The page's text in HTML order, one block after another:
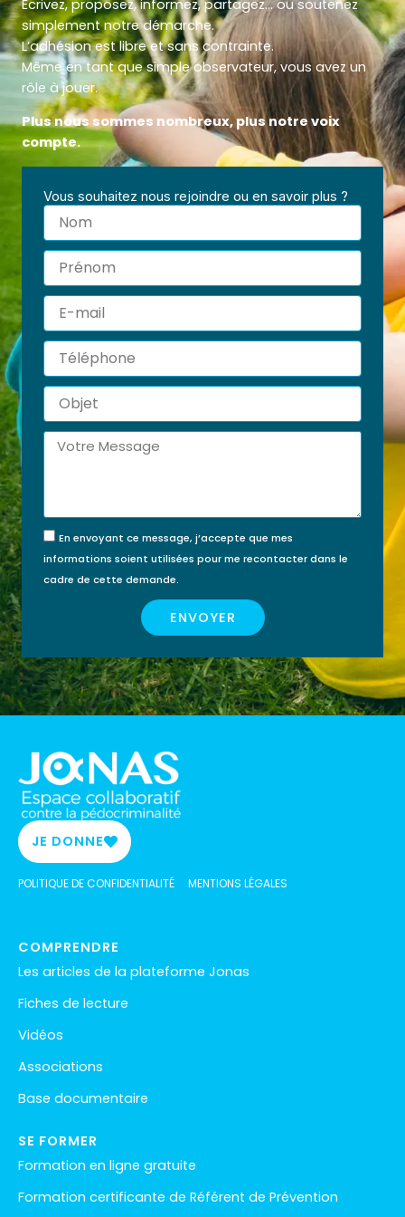
Écrivez, proposez, informez, partagez… ou soutenez
simplement notre démarche.
L’adhésion est libre et sans contrainte.
Même en tant que simple observateur, vous avez un
rôle à jouer.
Plus nous sommes nombreux, plus notre voix
compte.
Vous souhaitez nous rejoindre ou en savoir plus ?
Nom
Prénom
E-
mail
Téléphone
Objet
Message
En envoyant ce message, j’accepte que mes
informations soient utilisées pour me recontacter dans le
cadre de cette demande.
ENVOYER
JE DONNE
POLITIQUE DE CONFIDENTIALITÉ MENTIONS LÉGALES
COMPRENDRE
Les articles de la plateforme Jonas
Fiches de lecture
Vidéos
Associations
Base documentaire
SE FORMER
Formation en ligne gratuite
Formation certificante de Référent de Prévention